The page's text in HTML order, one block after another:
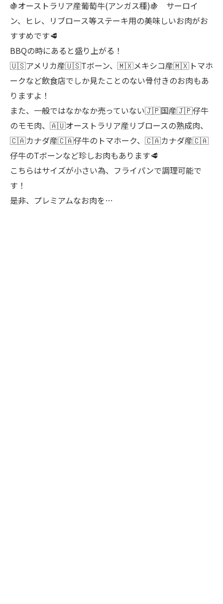
🍇オーストラリア産葡萄牛(アンガス種)🍇 サーロイ
ン、ヒレ、リブロース等ステーキ用の美味しいお肉がお
すすめです🥩
BBQの時にあると盛り上がる！
🇺🇸アメリカ産🇺🇸Tボーン、🇲🇽メキシコ産🇲🇽トマホ
ークなど飲食店でしか見たことのない骨付きのお肉もあ
りますよ！
また、一般ではなかなか売っていない🇯🇵国産🇯🇵仔牛
のモモ肉、🇦🇺オーストラリア産リブロースの熟成肉、
🇨🇦カナダ産🇨🇦仔牛のトマホーク、🇨🇦カナダ産🇨🇦
仔牛のTボーンなど珍しお肉もあります🥩
こちらはサイズが小さい為、フライパンで調理可能で
す！
是非、プレミアムなお肉を…